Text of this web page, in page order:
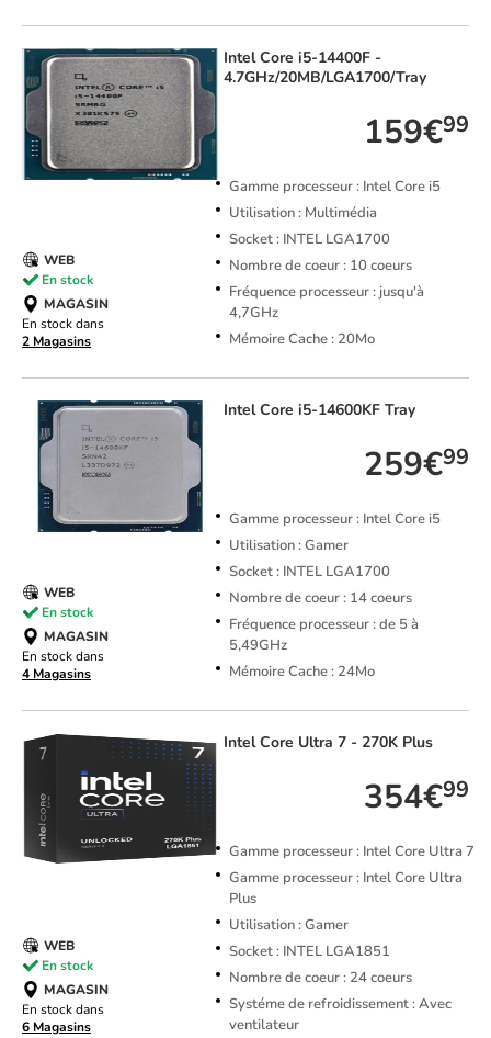
IntelCore i5-14400F -
4.7GHz/20MB/LGA1700/Tray
159€99
Gamme processeur : Intel Core i5
Utilisation : Multimédia
Socket : INTEL LGA1700
Nombre de coeur : 10 coeurs
Fréquence processeur : jusqu'à
4,7GHz
Mémoire Cache : 20Mo
WEB
En stock
MAGASIN
En stock dans
2 Magasins
IntelCore i5-14600KF Tray
259€99
Gamme processeur : Intel Core i5
Utilisation : Gamer
Socket : INTEL LGA1700
Nombre de coeur : 14 coeurs
Fréquence processeur : de 5 à
5,49GHz
Mémoire Cache : 24Mo
WEB
En stock
MAGASIN
En stock dans
4 Magasins
IntelCore Ultra 7 - 270K Plus
354€99
Gamme processeur : Intel Core Ultra 7
Gamme processeur : Intel Core Ultra
Plus
Utilisation : Gamer
Socket : INTEL LGA1851
Nombre de coeur : 24 coeurs
Systéme de refroidissement : Avec
ventilateur
WEB
En stock
MAGASIN
En stock dans
6 Magasins